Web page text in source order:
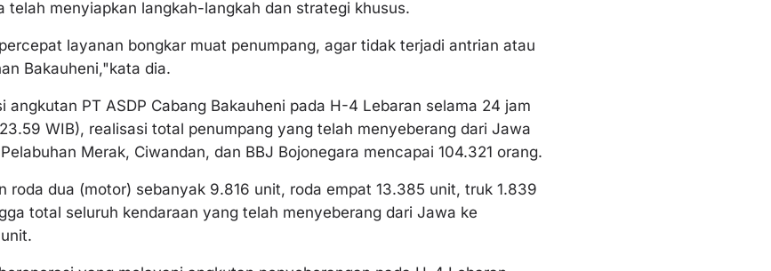
telah menyiapkan langkah-langkah dan strategi khusus.
layanan bongkar muat penumpang, agar tidak terjadi antrian atau
Bakauheni,"kata dia.
angkutan PT ASDP Cabang Bakauheni pada H-4 Lebaran selama 24 jam
WIB), realisasi total penumpang yang telah menyeberang dari Jawa
Merak, Ciwandan, dan BBJ Bojonegara mencapai 104.321 orang.
roda dua (motor) sebanyak 9.816 unit, roda empat 13.385 unit, truk 1.839
total seluruh kendaraan yang telah menyeberang dari Jawa ke